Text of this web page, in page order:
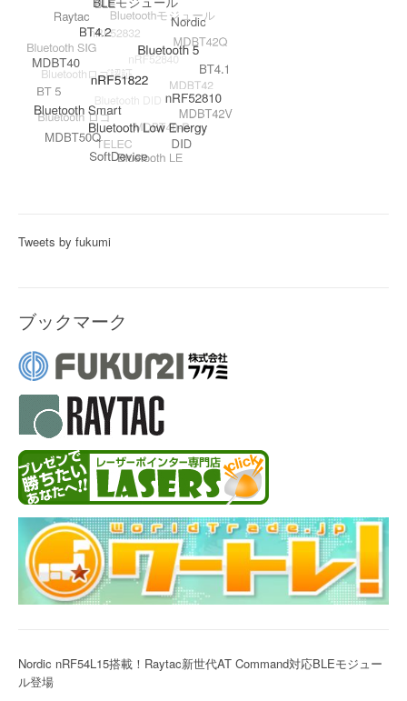
Tweets by fukumi
ブックマーク
Nordic nRF54L15搭載！Raytac新世代AT Command対応BLEモジュー
ル登場